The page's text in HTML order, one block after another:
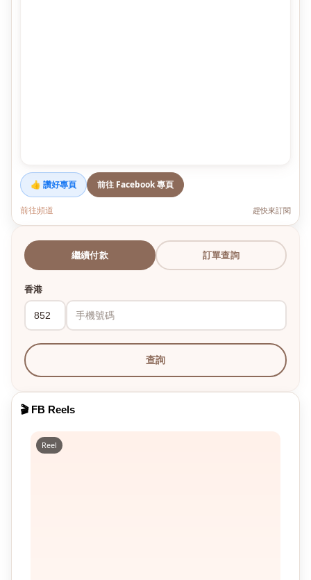
👍 讚好專頁 前往 Facebook 專頁
前往頻道 趕快來訂閱
繼續付款 訂單查詢
香港
查詢
🎬 FB Reels
Reel